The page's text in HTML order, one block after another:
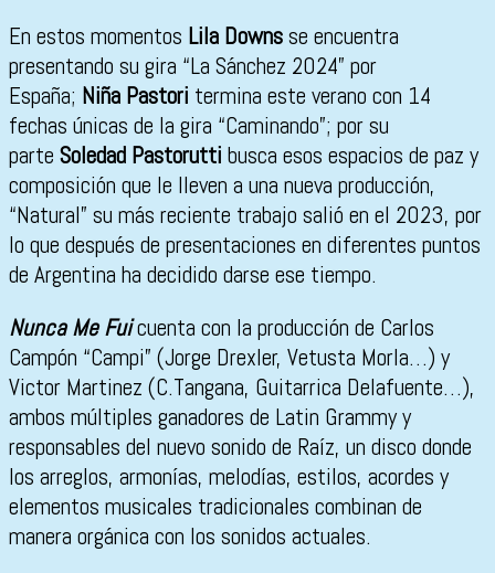
En estos momentos Lila Downsse encuentra
presentando su gira “La Sánchez 2024” por
España; Niña Pastori termina este verano con 14
fechas únicas de la gira “Caminando”; por su
parte Soledad Pastorutti busca esos espacios de paz y
composición que le lleven a una nueva producción,
“Natural” su más reciente trabajo salió en el 2023, por
lo que después de presentaciones en diferentes puntos
de Argentina ha decidido darse ese tiempo.
Nunca Me Fuicuenta con la producción de Carlos
Campón “Campi” (Jorge Drexler, Vetusta Morla…) y
Victor Martinez (C.Tangana, Guitarrica Delafuente…),
ambos múltiples ganadores de Latin Grammy y
responsables del nuevo sonido de Raíz, un disco donde
los arreglos, armonías, melodías, estilos, acordes y
elementos musicales tradicionales combinan de
manera orgánica con los sonidos actuales.